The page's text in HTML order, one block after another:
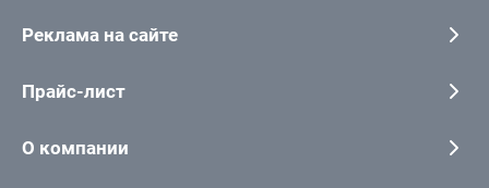
Реклама на сайте
Прайс-лист
О компании